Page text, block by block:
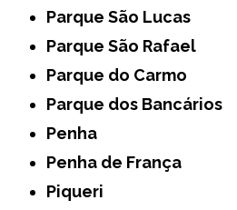
Parque São Lucas
Parque São Rafael
Parque do Carmo
Parque dos Bancários
Penha
Penha de França
Piqueri